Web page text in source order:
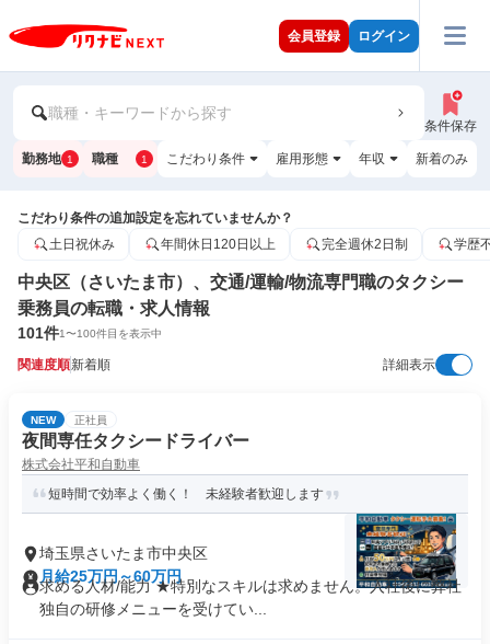
会員登録 ログイン
職種・キーワードから探す
条件保存
勤務地 1 職種 1 こだわり条件 雇用形態 年収 新着のみ
こだわり条件の追加設定を忘れていませんか？
土日祝休み
年間休日120日以上 完全週休2日制 学歴
中央区（さいたま市）、交通/運輸/物流専門職のタクシー
乗務員の転職・求人情報
101件1〜100件目を表示中
関連度順新着順 詳細表示
NEW 正社員
夜間専任タクシードライバー
株式会社平和自動車
短時間で効率よく働く！ 未経験者歓迎します
埼玉県さいたま市中央区
月給25万円～60万円
求める人材/能力 ★特別なスキルは求めません。入社後に弊社
独自の研修メニューを受けてい...